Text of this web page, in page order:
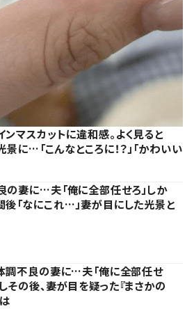
マスカットに違和感。よく見ると
に…「こんなところに！？」「かわいい
の妻に…夫「俺に全部任せろ」しか
後「なにこれ…」妻が目にした光景と
体調不良の妻に…夫「俺に全部任せ
その後、妻が目を疑った『まさかの